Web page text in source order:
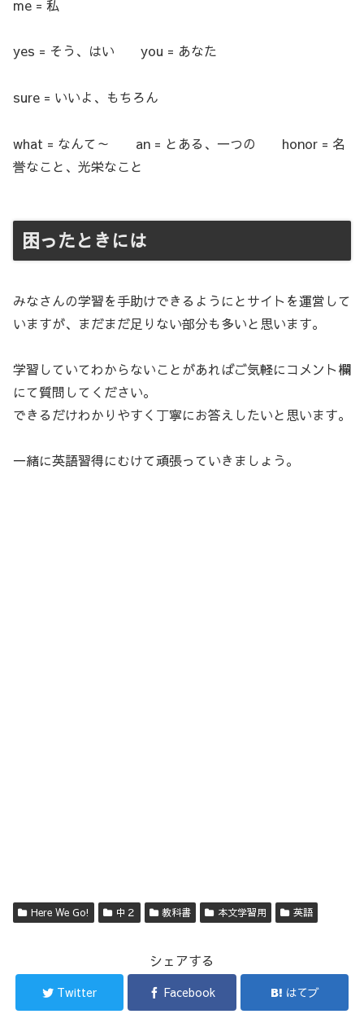
me = 私
yes = そう、はい you = あなた
sure = いいよ、もちろん
what = なんて～ an = とある、一つの honor = 名
誉なこと、光栄なこと
困ったときには
みなさんの学習を手助けできるようにとサイトを運営して
いますが、まだまだ足りない部分も多いと思います。
学習していてわからないことがあればご気軽にコメント欄
にて質問してください。
できるだけわかりやすく丁寧にお答えしたいと思います。
一緒に英語習得にむけて頑張っていきましょう。
Here We Go! 中２ 教科書 本文学習用 英語
シェアする
Twitter Facebook はてブ